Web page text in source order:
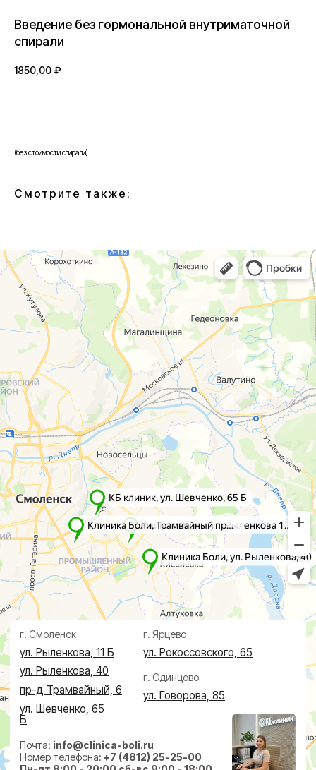
Введение без гормональной внутриматочной
спирали
1850,00 ₽
(без стоимости спирали)
Смотрите также:
Почта:info@clinica-boli.ru
Номер телефона:+7 (4812) 25-25-00
Пн-пт 8:00 - 20:00 сб-вс 9:00 - 18:00
г. Смоленск
ул. Рыленкова, 11 Б
ул. Рыленкова, 40
пр-д Трамвайный, 6
ул. Шевченко, 65
г. Ярцево
ул. Рокоссовского, 65
г. Одинцово
ул. Говорова, 85
Диагностика
КТ
Анализы
Чек-Апы
Лечение
Травматолог и ортопед
Невролог
Проктолог
Флеболог
Дерматолог
Косметолог
Ревматолог
Капельницы здоровья
Лечебные блокады
Врачи
Социальные проекты
Справки